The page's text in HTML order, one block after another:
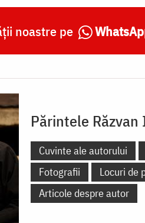
noastre pe
Părintele Răzvan
Cuvinte ale autorului
Fotografii
Locuri de
Articole despre autor